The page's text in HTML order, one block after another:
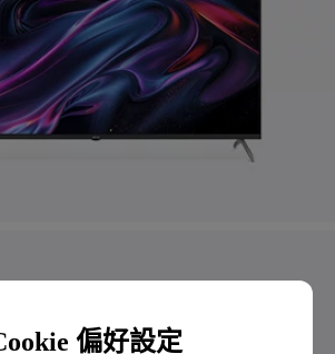
偏好設定